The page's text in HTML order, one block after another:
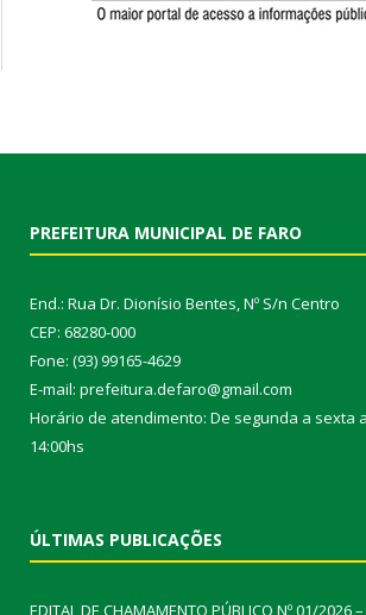
PREFEITURA MUNICIPAL DE FARO
End.: Rua Dr. Dionísio Bentes, Nº S/n Centro
CEP: 68280-000
Fone: (93) 99165-4629
E-mail: prefeitura.defaro@gmail.com
Horário de atendimento: De segunda a sexta
14:00hs
ÚLTIMAS PUBLICAÇÕES
EDITAL DE CHAMAMENTO PÚBLICO Nº 01/2026